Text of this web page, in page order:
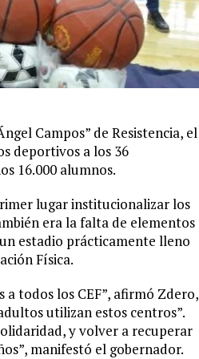
Campos” de Resistencia, el
deportivos a los 36
16.000 alumnos.
lugar institucionalizar los
era la falta de elementos
estadio prácticamente lleno
Física.
a todos los CEF”, afirmó Zdero,
utilizan estos centros”.
y volver a recuperar
manifestó el gobernador.